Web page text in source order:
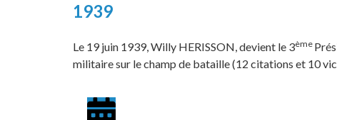
1939
Le 19 juin 1939, Willy HERISSON, devient le 3ème
militaire sur le champ de bataille (12 citations et 10